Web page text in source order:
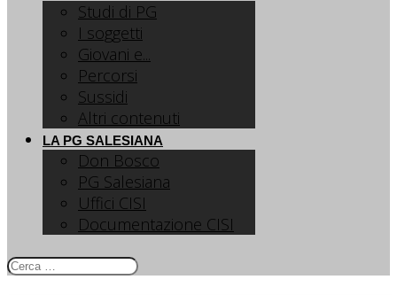
Studi di PG
I soggetti
Giovani e...
Percorsi
Sussidi
Altri contenuti
LA PG SALESIANA
Don Bosco
PG Salesiana
Uffici CISI
Documentazione CISI